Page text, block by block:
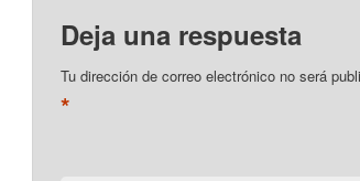
Deja una respuesta
Tu dirección de correo electrónico no será
*